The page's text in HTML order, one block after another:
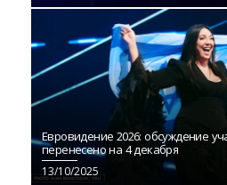
Евровидение 2026: обсуждение
перенесено на 4 декабря
13/10/2025